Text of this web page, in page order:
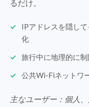
るだけ。
IPアドレスを隠し
化
旅行中に地理的に
公共Wi-Fiネットワ
主なユーザー：個人